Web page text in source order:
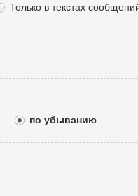
Только в текстах
по убыванию